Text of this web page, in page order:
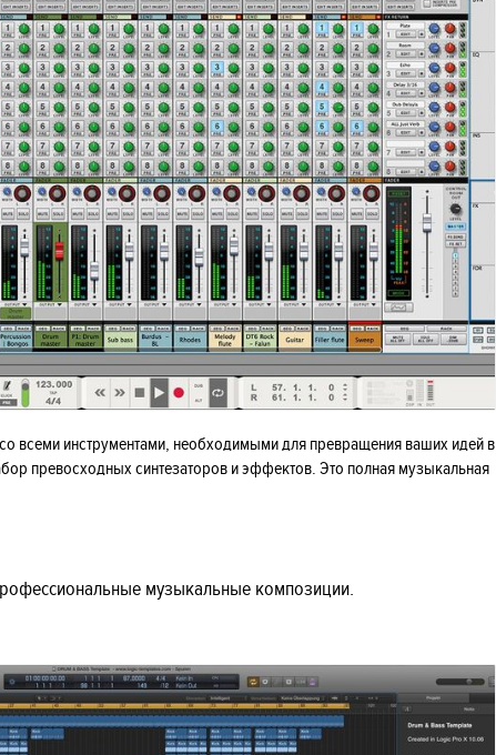
всеми инструментами, необходимыми для превращения ваших идей в
превосходных синтезаторов и эффектов. Это полная музыкальная
музыкальные композиции.